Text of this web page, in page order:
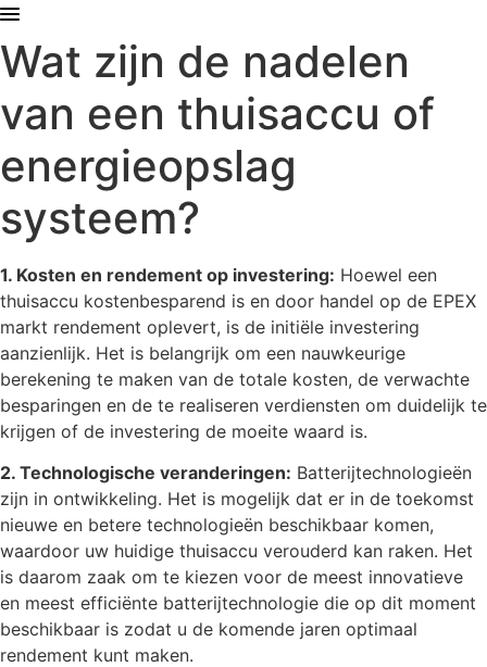
Wat zijn de nadelen
van een thuisaccu of
energieopslag
systeem?
1. Kosten en rendement op investering: Hoewel een
thuisaccu kostenbesparend is en door handel op de EPEX
markt rendement oplevert, is de initiële investering
aanzienlijk. Het is belangrijk om een nauwkeurige
berekening te maken van de totale kosten, de verwachte
besparingen en de te realiseren verdiensten om duidelijk te
krijgen of de investering de moeite waard is.
2. Technologische veranderingen: Batterijtechnologieën
zijn in ontwikkeling. Het is mogelijk dat er in de toekomst
nieuwe en betere technologieën beschikbaar komen,
waardoor uw huidige thuisaccu verouderd kan raken. Het
is daarom zaak om te kiezen voor de meest innovatieve
en meest efficiënte batterijtechnologie die op dit moment
beschikbaar is zodat u de komende jaren optimaal
rendement kunt maken.